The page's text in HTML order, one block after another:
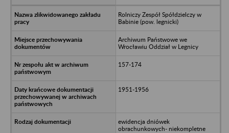
Rolniczy Zespół Spółdzielczy w
Babinie (pow. legnicki)
Archiwum Państwowe we
Wrocławiu Oddział w Legnicy
157-174
1951-1956
ewidencja dniówek
obrachunkowych- niekompletne